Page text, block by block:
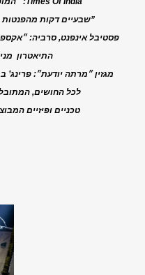
“…שבעיים דקות מהפנטות ללא מילים”
פסטיבל אינפנט, סרביה:
התיאטרון
מגזין ״מרתה יודעת״: פרינג’
לכל החושים,
טכניים ופיזיים